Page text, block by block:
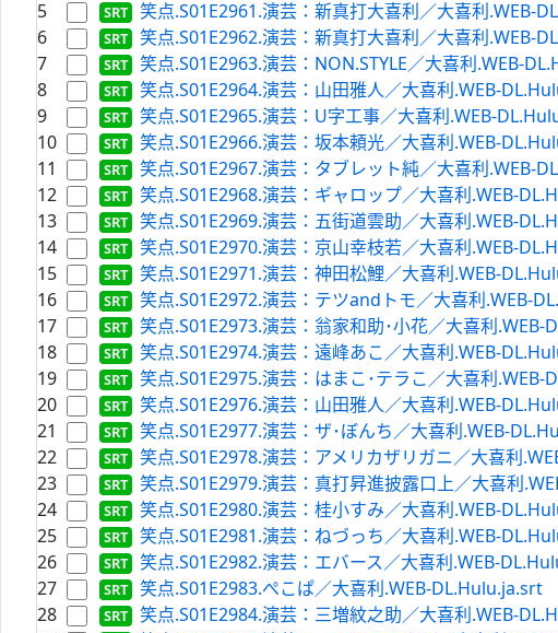
5
笑点.S01E2961.演芸：新真打大喜利／大喜利.WEB-
6
笑点.S01E2962.演芸：新真打大喜利／大喜利.WEB-
7
笑点.S01E2963.演芸：NON.STYLE／大喜利.WEB-
8
笑点.S01E2964.演芸：山田雅人／大喜利.WEB-
9
笑点.S01E2965.演芸：U字工事／大喜利.WEB-
10
笑点.S01E2966.演芸：坂本頼光／大喜利.WEB-
11
笑点.S01E2967.演芸：タブレット純／大喜利.WEB-
12
笑点.S01E2968.演芸：ギャロップ／大喜利.WEB-
13
笑点.S01E2969.演芸：五街道雲助／大喜利.WEB-
14
笑点.S01E2970.演芸：京山幸枝若／大喜利.WEB-
15
笑点.S01E2971.演芸：神田松鯉／大喜利.WEB-
16
笑点.S01E2972.演芸：テツandトモ／大喜利.WEB-
17
笑点.S01E2973.演芸：翁家和助･小花／大喜利.WEB-
18
笑点.S01E2974.演芸：遠峰あこ／大喜利.WEB-
19
笑点.S01E2975.演芸：はまこ･テラこ／大喜利.WEB-
20
笑点.S01E2976.演芸：山田雅人／大喜利.WEB-
21
笑点.S01E2977.演芸：ザ･ぼんち／大喜利.WEB-
22
笑点.S01E2978.演芸：アメリカザリガニ／大喜利
23
笑点.S01E2979.演芸：真打昇進披露口上／大喜利
24
笑点.S01E2980.演芸：桂小すみ／大喜利.WEB-
25
笑点.S01E2981.演芸：ねづっち／大喜利.WEB-
26
笑点.S01E2982.演芸：エバース／大喜利.WEB-
27
笑点.S01E2983.ぺこぱ／大喜利.WEB-DL.Hulu.ja.srt
28
笑点.S01E2984.演芸：三増紋之助／大喜利.WEB-